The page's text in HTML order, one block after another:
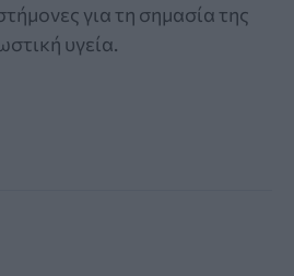
για τη σημασία της
υγεία.